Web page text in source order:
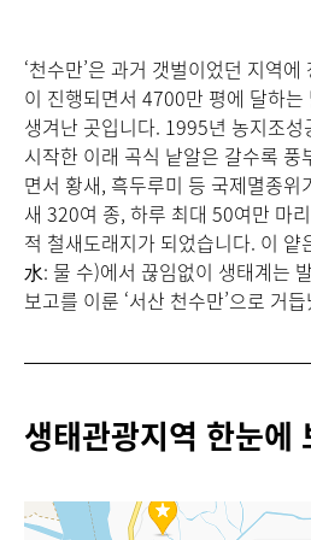
‘천수만’은 과거 갯벌이었던 지역
이 진행되면서 4700만 평에 달하
생겨난 곳입니다. 1995년 농지조
시작한 이래 곡식 낱알은 갈수록 풍
면서 황새, 흑두루미 등 국제멸종위
새 320여 종, 하루 최대 50여만 마
적 철새도래지가 되었습니다. 이
水: 물 수)에서 끊임없이 생태계는
보고를 이룬 ‘서산 천수만’으로 거
생태관광지역 한눈에